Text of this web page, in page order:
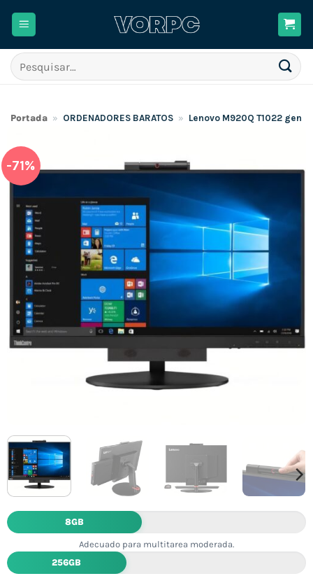
Pesquisar
por:
Portada » ORDENADORES BARATOS » Lenovo M920Q T1022 gen3
-71%
8GB
Adecuado para multitarea moderada.
256GB